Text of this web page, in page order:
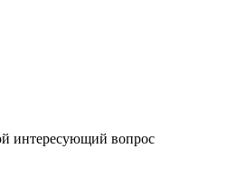
интересующий вопрос